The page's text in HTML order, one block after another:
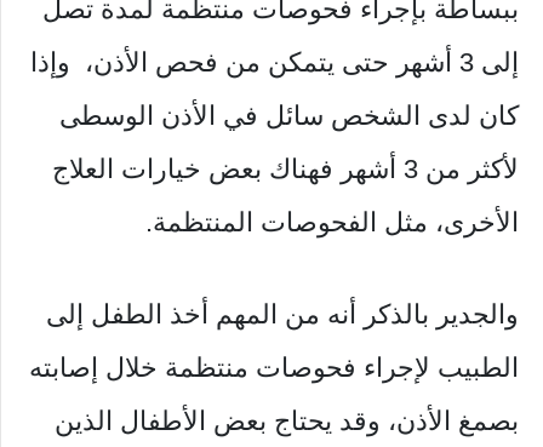
ببساطة بإجراء فحوصات منتظمة لمدة تصل
إلى 3 أشهر حتى يتمكن من فحص الأذن، وإذا
كان لدى الشخص سائل في الأذن الوسطى
لأكثر من 3 أشهر فهناك بعض خيارات العلاج
الأخرى، مثل الفحوصات المنتظمة.
والجدير بالذكر أنه من المهم أخذ الطفل إلى
الطبيب لإجراء فحوصات منتظمة خلال إصابته
بصمغ الأذن، وقد يحتاج بعض الأطفال الذين